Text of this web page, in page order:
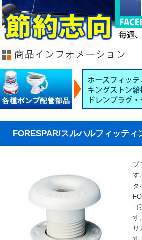
FORESPAR/スルハルフィッテ
プ
す
タ
す
り